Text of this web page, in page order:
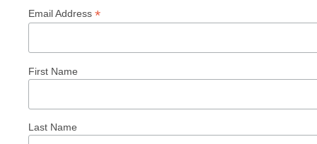
Email Address*
First Name
Last Name